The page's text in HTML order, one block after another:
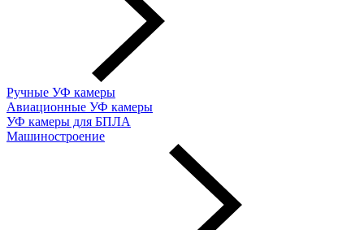
Ручные УФ камеры
Авиационные УФ камеры
УФ камеры для БПЛА
Машиностроение